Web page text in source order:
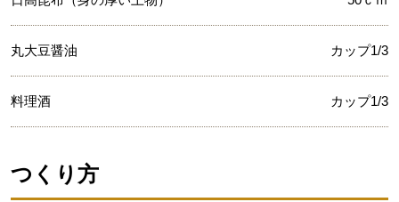
丸大豆醤油 カップ1/3
料理酒 カップ1/3
つくり方